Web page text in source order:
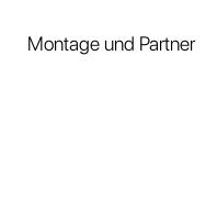
Montage und Partner